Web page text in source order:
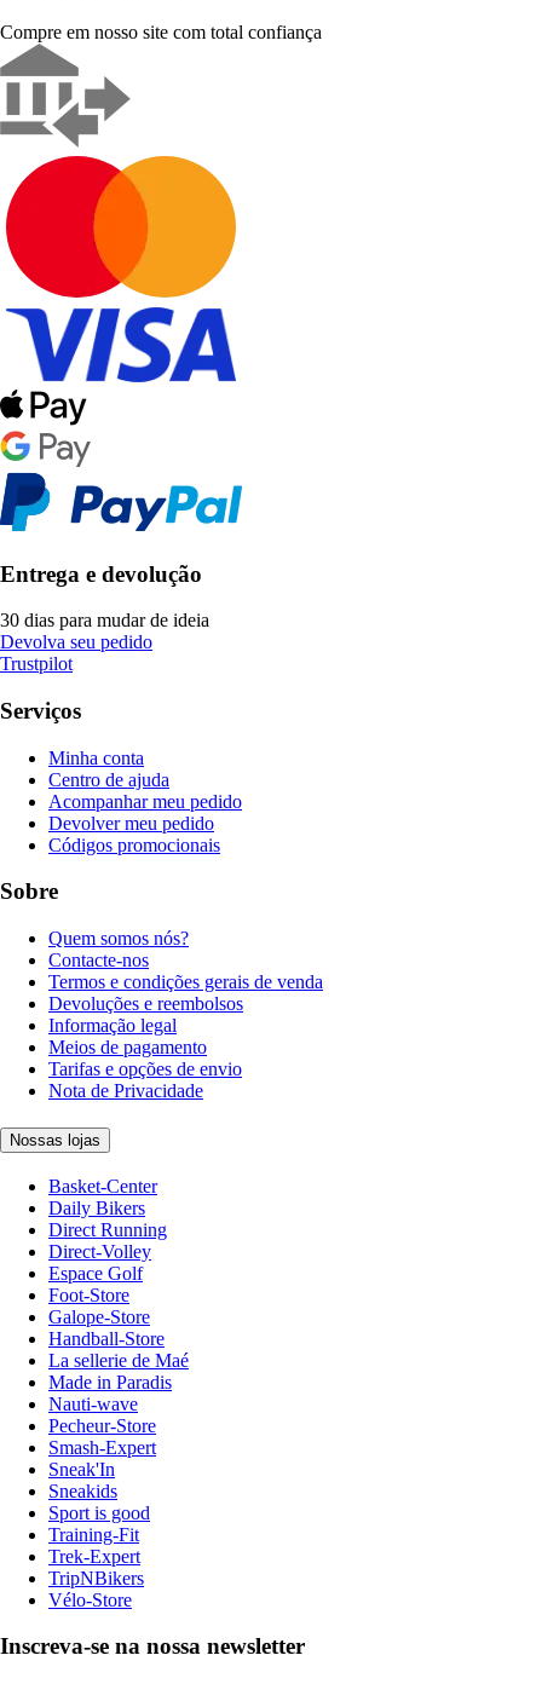
Compre em nosso site com total confiança
Entrega e devolução
30 dias para mudar de ideia
Devolva seu pedido
Trustpilot
Serviços
Minha conta
Centro de ajuda
Acompanhar meu pedido
Devolver meu pedido
Códigos promocionais
Sobre
Quem somos nós?
Contacte-nos
Termos e condições gerais de venda
Devoluções e reembolsos
Informação legal
Meios de pagamento
Tarifas e opções de envio
Nota de Privacidade
Nossas lojas
Basket-Center
Daily Bikers
Direct Running
Direct-Volley
Espace Golf
Foot-Store
Galope-Store
Handball-Store
La sellerie de Maé
Made in Paradis
Nauti-wave
Pecheur-Store
Smash-Expert
Sneak'In
Sneakids
Sport is good
Training-Fit
Trek-Expert
TripNBikers
Vélo-Store
Inscreva-se na nossa newsletter